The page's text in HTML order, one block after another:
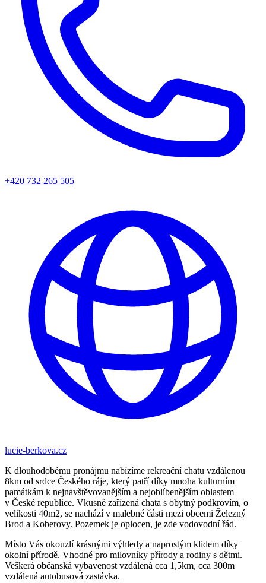
+420 732 265 505
lucie-berkova.cz
K dlouhodobému pronájmu nabízíme rekreační chatu vzdálenou
8km od srdce Českého ráje, který patří díky mnoha kulturním
památkám k nejnavštěvovanějším a nejoblíbenějším oblastem
v České republice. Vkusně zařízená chata s obytný podkrovím, o
velikosti 40m2, se nachází v malebné části mezi obcemi Železný
Brod a Koberovy. Pozemek je oplocen, je zde vodovodní řád.
Místo Vás okouzlí krásnými výhledy a naprostým klidem díky
okolní přírodě. Vhodné pro milovníky přírody a rodiny s dětmi.
Veškerá občanská vybavenost vzdálená cca 1,5km, cca 300m
vzdálená autobusová zastávka.